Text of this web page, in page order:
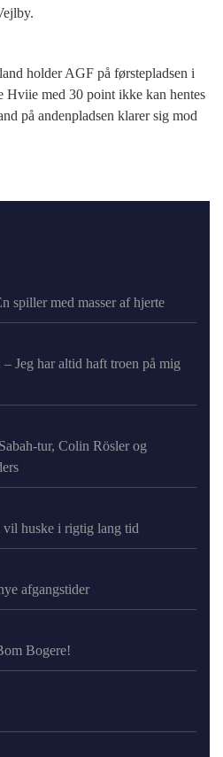
holder AGF på førstepladsen i
Hviie med 30 point ikke kan hentes
på andenpladsen klarer sig mod
spiller med masser af hjerte
Jeg har altid haft troen på mig
tur, Colin Rösler og
huske i rigtig lang tid
afgangstider
Bogere!